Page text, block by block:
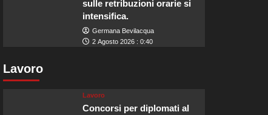
sulle retribuzioni orarie si
intensifica.
Germana Bevilacqua
2 Agosto 2026 : 0:40
Lavoro
Lavoro
Concorsi per diplomati al